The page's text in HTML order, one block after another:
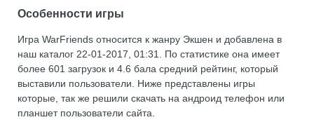
Особенности игры
Игра WarFriends относится к жанру Экшен и добавлена в
наш каталог 22-01-2017, 01:31. По статистике она имеет
более 601 загрузок и 4.6 бала средний рейтинг, который
выставили пользователи. Ниже представлены игры
которые, так же решили скачать на андроид телефон или
планшет пользователи сайта.